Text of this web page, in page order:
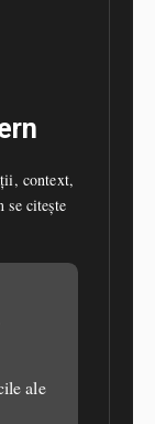
context,
se citește
ale